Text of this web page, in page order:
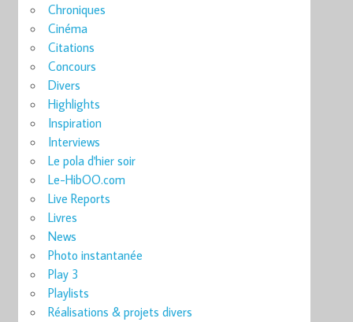
Chroniques
Cinéma
Citations
Concours
Divers
Highlights
Inspiration
Interviews
Le pola d'hier soir
Le-HibOO.com
Live Reports
Livres
News
Photo instantanée
Play 3
Playlists
Réalisations & projets divers